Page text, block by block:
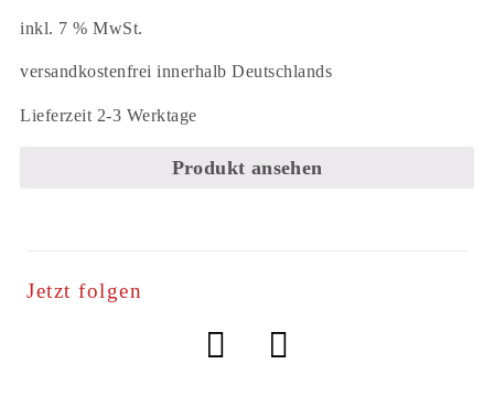
inkl. 7 % MwSt.
versandkostenfrei innerhalb Deutschlands
Lieferzeit 2-3 Werktage
Produkt ansehen
Jetzt folgen